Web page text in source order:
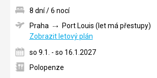
8 dní / 6 nocí
Praha
Port Louis (let má přestupy)
Zobrazit letový plán
so 9.1. - so 16.1.2027
Polopenze